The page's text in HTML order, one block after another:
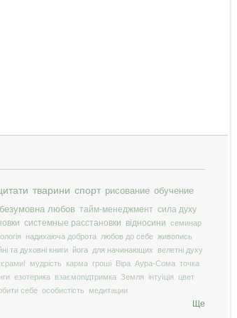
тварини спорт рисование обучение
безумовна любов тайм-менеджмент сила духу
системные расстановки відносини семинар
надихаюча доброта любов до себе живопись
та духовні книги йога для начинающих
велетні духу
мудрість карма гроші Віра Аура-Сома точка
езотерика взаємопідтримка Земля інтуїція
цвет
себе особистість медитации
Ще